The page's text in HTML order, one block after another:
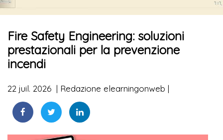
Fire Safety Engineering: soluzioni
prestazionali per la prevenzione
incendi
22 juil. 2026 Redazione elearningonweb